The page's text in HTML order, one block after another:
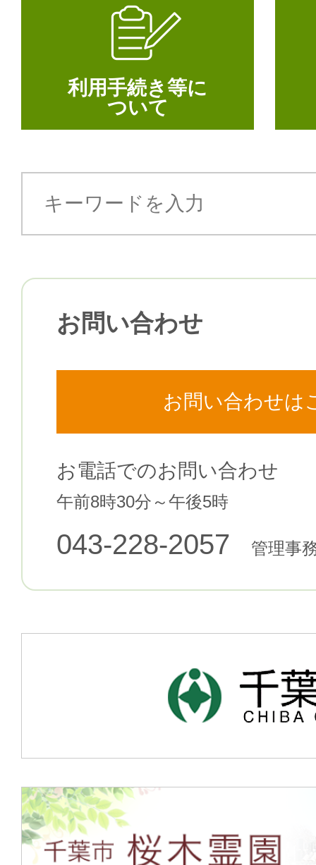
利用手続き等に
ついて
お問い合わせ
お問い合わせは
お電話でのお問い合わせ
午前8時30分～午後5時
043-228-2057 管理事